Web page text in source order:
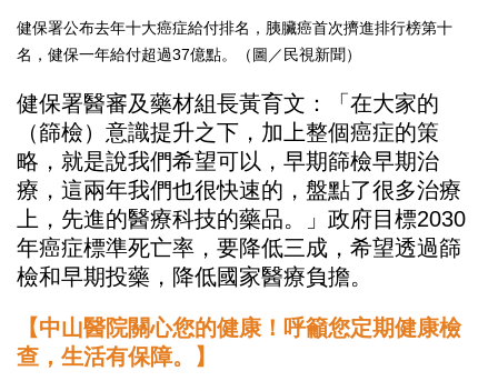
健保署公布去年十大癌症給付排名，胰臟癌首次擠進排行榜第十
名，健保一年給付超過37億點。（圖／民視新聞）
健保署醫審及藥材組長黃育文：「在大家的
（篩檢）意識提升之下，加上整個癌症的策
略，就是說我們希望可以，早期篩檢早期治
療，這兩年我們也很快速的，盤點了很多治療
上，先進的醫療科技的藥品。」政府目標2030
年癌症標準死亡率，要降低三成，希望透過篩
檢和早期投藥，降低國家醫療負擔。
【中山醫院關心您的健康！呼籲您定期健康檢
查，生活有保障。】